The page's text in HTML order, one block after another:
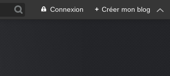
Connexion + Créer mon blog